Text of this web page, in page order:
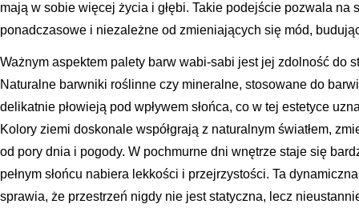
mają w sobie więcej życia i głębi. Takie podejście pozwala na
ponadczasowe i niezależne od zmieniających się mód,
Ważnym aspektem palety barw wabi-sabi jest jej zdolność do
Naturalne barwniki roślinne czy mineralne, stosowane do
delikatnie płowieją pod wpływem słońca, co w tej estetyce
Kolory ziemi doskonale współgrają z naturalnym światłem,
od pory dnia i pogody. W pochmurne dni wnętrze staje się
pełnym słońcu nabiera lekkości i przejrzystości. Ta
sprawia, że przestrzeń nigdy nie jest statyczna, lecz